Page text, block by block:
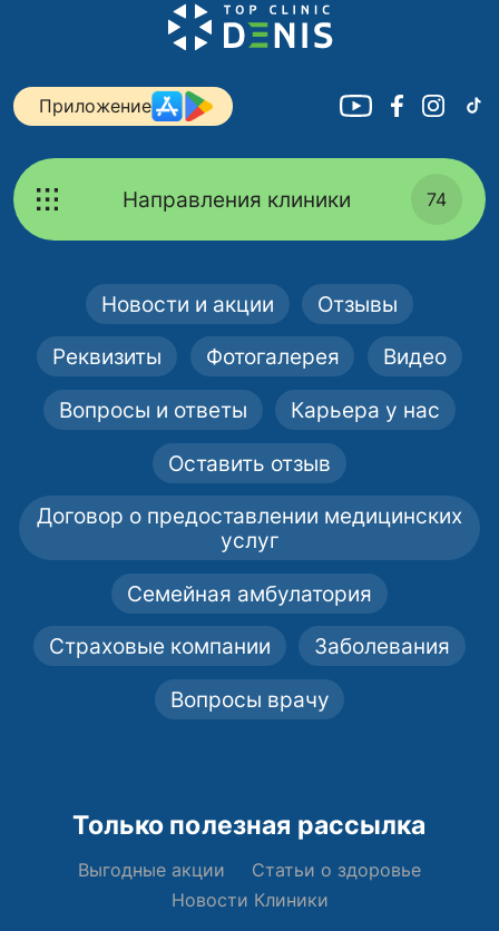
Приложение
Направления клиники 74
Новости и акции Отзывы
Реквизиты Фотогалерея Видео
Вопросы и ответы Карьера у нас
Оставить отзыв
Договор о предоставлении медицинских
услуг
Семейная амбулатория
Страховые компании Заболевания
Вопросы врачу
Только полезная рассылка
Выгодные акции
Статьи о здоровье
Новости Клиники